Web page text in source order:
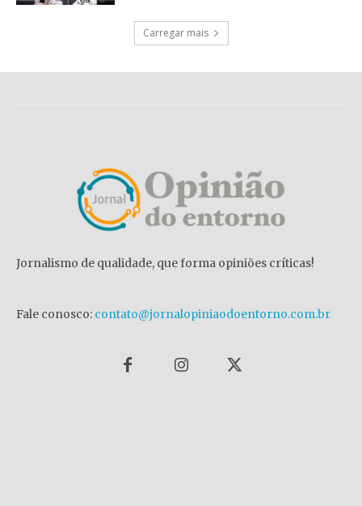
Carregar mais
Jornalismo de qualidade, que forma opiniões críticas!
Fale conosco: contato@jornalopiniaodoentorno.com.br